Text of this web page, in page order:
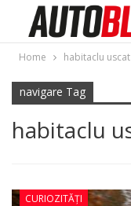
Home habitaclu
navigare Tag
habitaclu
CURIOZITĂȚI